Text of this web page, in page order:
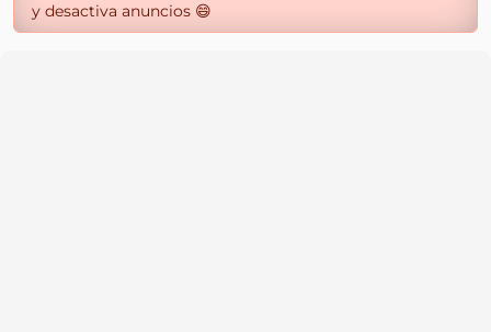
y desactiva anuncios 😄